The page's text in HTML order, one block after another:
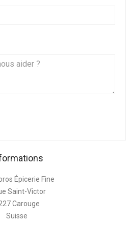
Épicerie Fine
Saint-Victor
Carouge
Suisse